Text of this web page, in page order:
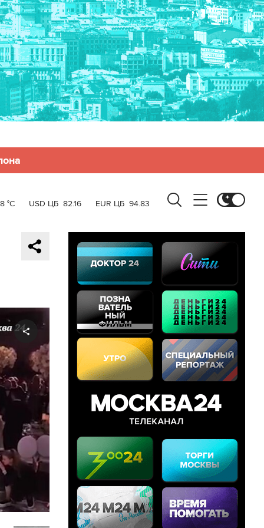
°C USD ЦБ 82.16 EUR ЦБ 94.83